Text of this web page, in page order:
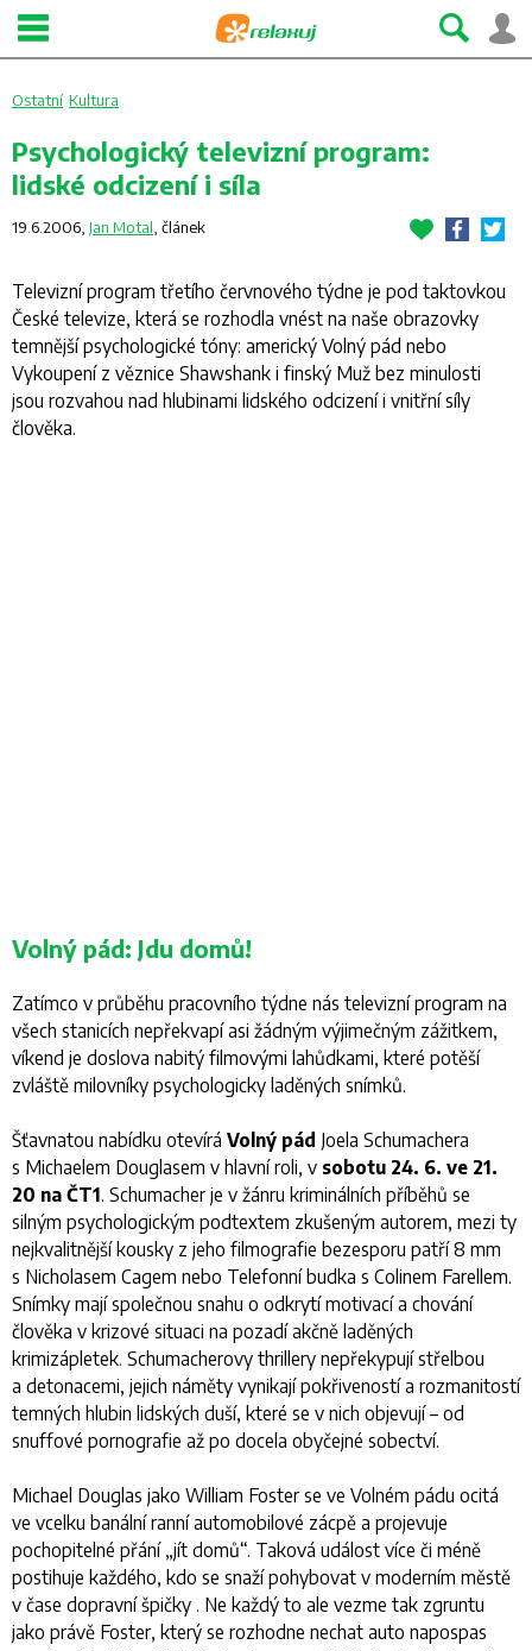
Ostatní Kultura
Psychologický televizní program:
lidské odcizení i síla
19.6.2006, Jan Motal článek
Televizní program třetího červnového týdne je pod taktovkou
České televize, která se rozhodla vnést na naše obrazovky
temnější psychologické tóny: americký Volný pád nebo
Vykoupení z věznice Shawshank i finský Muž bez minulosti
jsou rozvahou nad hlubinami lidského odcizení i vnitřní síly
člověka.
Volný pád: Jdu domů!
Zatímco v průběhu pracovního týdne nás televizní program na
všech stanicích nepřekvapí asi žádným výjimečným zážitkem,
víkend je doslova nabitý filmovými lahůdkami, které potěší
zvláště milovníky psychologicky laděných snímků.
Šťavnatou nabídku otevírá Volný pád Joela Schumachera
s Michaelem Douglasem v hlavní roli, v sobotu 24. 6. ve 21.
20 na ČT1. Schumacher je v žánru kriminálních příběhů se
silným psychologickým podtextem zkušeným autorem, mezi ty
nejkvalitnější kousky z jeho filmografie bezesporu patří8 mm
s Nicholasem Cagem nebo Telefonní budka s Colinem Farellem.
Snímky mají společnou snahu o odkrytí motivací a chování
člověka v krizové situaci na pozadí akčně laděných
krimizápletek. Schumacherovy thrillery nepřekypují střelbou
a detonacemi, jejich náměty vynikají pokřiveností a rozmanitostí
temných hlubin lidských duší, které se v nich objevují – od
snuffové pornografie až po docela obyčejné sobectví.
Michael Douglas jako William Foster se ve Volném pádu ocitá
ve vcelku banální ranní automobilové zácpě a projevuje
pochopitelné přání „jít domů“. Taková událost více či méně
postihuje každého, kdo se snaží pohybovat v moderním městě
v čase dopravní špičky . Ne každý to ale vezme tak zgruntu
jako právě Foster, který se rozhodne nechat auto napospas